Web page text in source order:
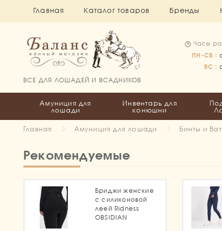
Главная Каталог товаров Бренды
ВСЕ ДЛЯ ЛОШАДЕЙ И ВСАДНИКОВ
Часы
ПН-СБ :
ВС :
Амуниция для
лошади
Инвентарь для
конюшни
Главная Амуниция для лошади Бинты и
Рекомендуемые
Бриджи женские
с силиконовой
леей Ridness
OBSIDIAN